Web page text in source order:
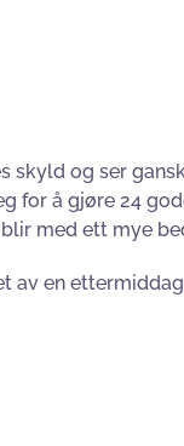
skyld og ser
for å gjøre 24
med ett mye
av en